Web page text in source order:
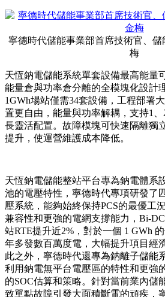
寧德時代儲能事業部首席技術官、
梅
天恆鈉電儲能系統單套設備最高能量
能量倉與功率倉分離的全模塊化設計
1GWh場站僅需34套設備，工程部署
置更自由，能量與功率解耦，支持1
長靈活配置。故障模塊可快速隔離獨
提升，使運營維護成本降低。
天恆鈉電儲能整站平台專為鈉電體系
池的電壓特性，寧德時代專項研發了
壓系統，能夠始終保持PCS的最優工
兼容性和更強的電網支撐能力，Bi-
站RTE提升近2%，對於一個 1 GWh
年多發數百萬度電，大幅提升項目經
此之外，寧德時代還專為鈉離子儲能
利用鈉電無平台電壓區的特性和更強
的SOC估算和策略。針對當前業內儲
致單點故障引發大面積斷電的頑疾，